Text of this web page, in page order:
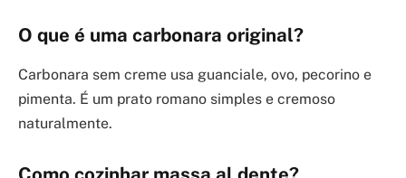
O que é uma carbonara original?
Carbonara sem creme usa guanciale, ovo, pecorino e
pimenta. É um prato romano simples e cremoso
naturalmente.